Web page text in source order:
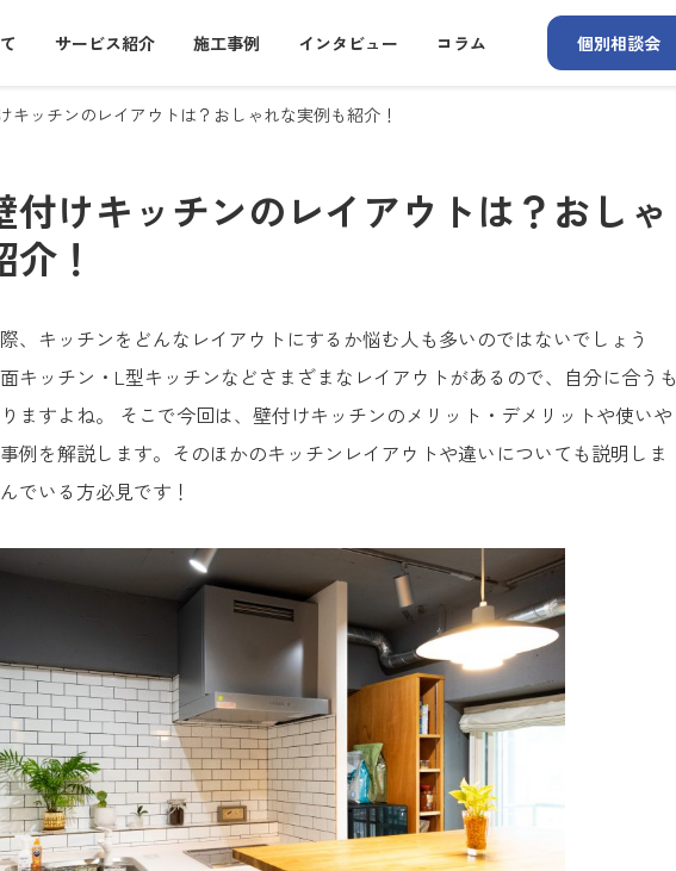
サービス紹介 施工事例 インタビュー コラム 個別相談会
キッチンのレイアウトは？おしゃれな実例も紹介！
付けキッチンのレイアウトは？おしゃ
！
、キッチンをどんなレイアウトにするか悩む人も多いのではないでしょう
キッチン・L型キッチンなどさまざまなレイアウトがあるので、自分に合うも
ますよね。 そこで今回は、壁付けキッチンのメリット・デメリットや使いや
例を解説します。そのほかのキッチンレイアウトや違いについても説明しま
でいる方必見です！